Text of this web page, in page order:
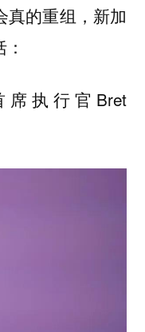
真的重组，新加
席执行官Bret